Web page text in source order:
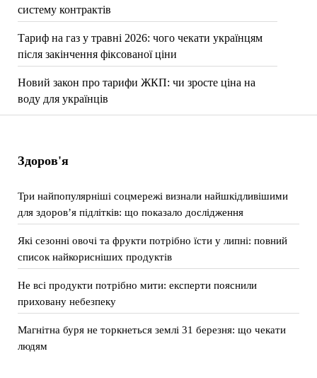
систему контрактів
Тариф на газ у травні 2026: чого чекати українцям
після закінчення фіксованої ціни
Новий закон про тарифи ЖКП: чи зросте ціна на
воду для українців
Здоров'я
Три найпопулярніші соцмережі визнали найшкідливішими
для здоров’я підлітків: що показало дослідження
Які сезонні овочі та фрукти потрібно їсти у липні: повний
список найкорисніших продуктів
Не всі продукти потрібно мити: експерти пояснили
приховану небезпеку
Магнітна буря не торкнеться землі 31 березня: що чекати
людям